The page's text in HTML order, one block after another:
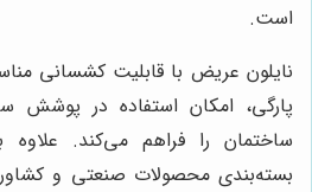
است.
نایلون عریض با قابلیت کشسانی
پارگی، امکان استفاده در
ساختمان را فراهم می‌کند.
بسته‌بندی محصولات صنعتی و